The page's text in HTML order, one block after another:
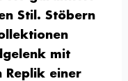
Stil. Stöbern
mit
Replik einer